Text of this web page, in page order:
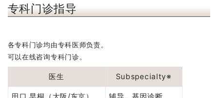
关于部分治疗方案可能发生变更的通知
ERA、EMMA、ALICE、妊娠前基因诊断（CGT）费用调整通知
关于孕妇接种呼吸道合胞病毒（RS病毒）疫苗的通知【住吉】【梅
田】
专科门诊指导
各专科门诊均由专科医师负责。
可以在线咨询专科门诊。
医生 Subspecialty※